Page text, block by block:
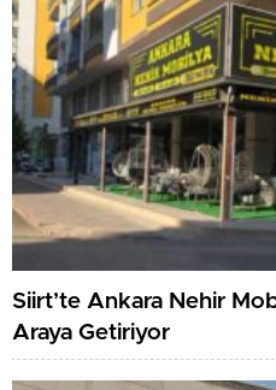
Siirt’te Ankara Nehir
Araya Getiriyor